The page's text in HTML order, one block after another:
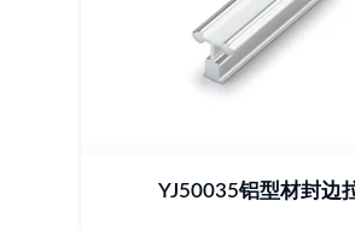
YJ50035铝型材封边